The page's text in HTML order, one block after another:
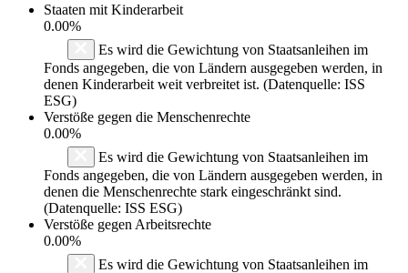
Staaten mit Kinderarbeit
0.00%
Es wird die Gewichtung von Staatsanleihen im
Fonds angegeben, die von Ländern ausgegeben werden, in
denen Kinderarbeit weit verbreitet ist. (Datenquelle: ISS
ESG)
Verstöße gegen die Menschenrechte
0.00%
Es wird die Gewichtung von Staatsanleihen im
Fonds angegeben, die von Ländern ausgegeben werden, in
denen die Menschenrechte stark eingeschränkt sind.
(Datenquelle: ISS ESG)
Verstöße gegen Arbeitsrechte
0.00%
Es wird die Gewichtung von Staatsanleihen im